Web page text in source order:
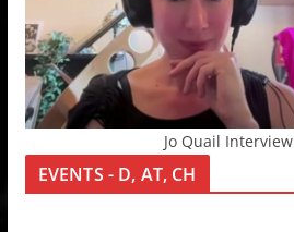
Jo Quail Interview
EVENTS - D, AT, CH